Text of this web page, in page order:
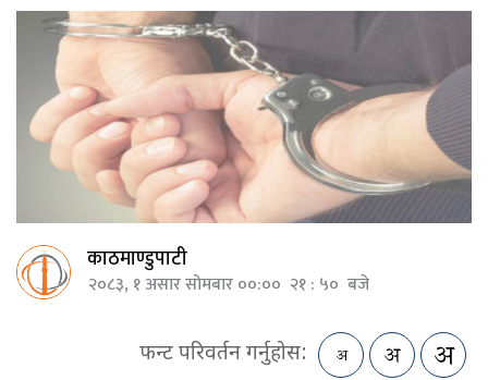
काठमाण्डुपाटी
२०८३, १ असार सोमबार ००:०० २१ : ५० बजे
फन्ट परिवर्तन गर्नुहोस: